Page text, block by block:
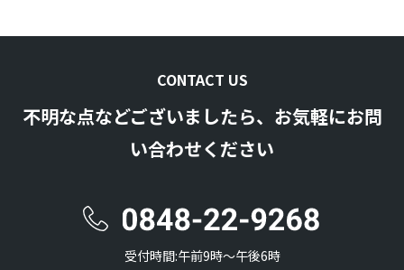
CONTACT US
不明な点などございましたら、お気軽にお問
い合わせください
受付時間:午前9時〜午後6時